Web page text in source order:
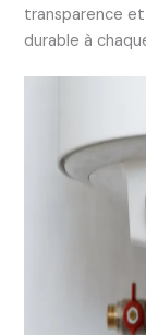
transparence
durable à